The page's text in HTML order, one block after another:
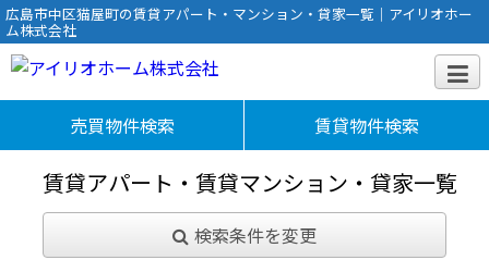
広島市中区猫屋町の賃貸アパート・マンション・貸家一覧｜アイリオホー
ム株式会社
売買物件検索 賃貸物件検索
賃貸アパート・賃貸マンション・貸家一覧
検索条件を変更